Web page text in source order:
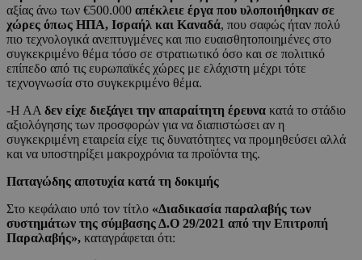
αξίας άνω των €500.000 απέκλειε έργα που υλοποιήθηκαν σε
χώρες όπως ΗΠΑ, Ισραήλ και Καναδά, που σαφώς ήταν πολύ
πιο τεχνολογικά ανεπτυγμένες και πιο ευαισθητοποιημένες στο
συγκεκριμένο θέμα τόσο σε στρατιωτικό όσο και σε πολιτικό
επίπεδο από τις ευρωπαϊκές χώρες με ελάχιστη μέχρι τότε
τεχνογνωσία στο συγκεκριμένο θέμα.
-Η ΑΑ δεν είχε διεξάγει την απαραίτητη έρευνα κατά το στάδιο
αξιολόγησης των προσφορών για να διαπιστώσει αν η
συγκεκριμένη εταιρεία είχε τις δυνατότητες να προμηθεύσει αλλά
και να υποστηρίξει μακροχρόνια τα προϊόντα της.
Παταγώδης αποτυχία κατά τη δοκιμής
Στο κεφάλαιο υπό τον τίτλο «Διαδικασία παραλαβής των
συστημάτων της σύμβασης Δ.Ο 29/2021 από την Επιτροπή
Παραλαβής», καταγράφεται ότι: